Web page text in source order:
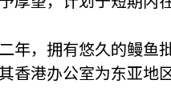
年，拥有悠久的鳗
香港办公室为东亚地区